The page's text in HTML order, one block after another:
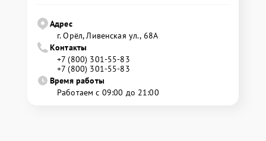
Адрес
г. Орёл, Ливенская ул., 68А
Контакты
+7 (800) 301-55-83
+7 (800) 301-55-83
Время работы
Работаем с 09:00 до 21:00